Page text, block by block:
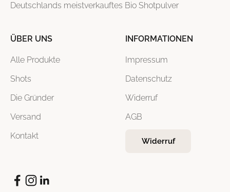
Deutschlands meistverkauftes Bio Shotpulver
ÜBER UNS
Alle Produkte
Shots
Die Gründer
Versand
Kontakt
INFORMATIONEN
Impressum
Datenschutz
Widerruf
AGB
Widerruf